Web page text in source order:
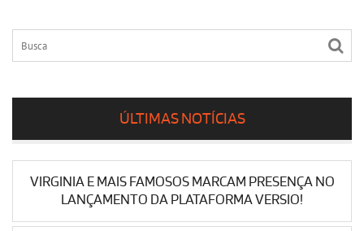
ÚLTIMAS NOTÍCIAS
VIRGINIA E MAIS FAMOSOS MARCAM PRESENÇA NO
LANÇAMENTO DA PLATAFORMA VERSIO!